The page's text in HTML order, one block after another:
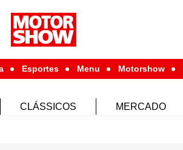
Esportes Menu Motorshow
CLÁSSICOS MERCADO